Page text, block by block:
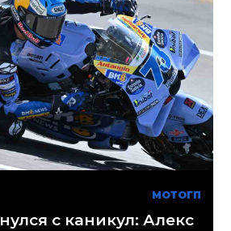
МОТОГП
с каникул: Алекс